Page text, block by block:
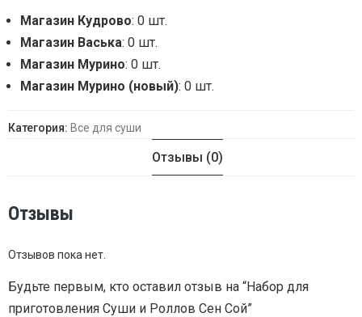
Магазин Кудрово: 0 шт.
Магазин Васька: 0 шт.
Магазин Мурино: 0 шт.
Магазин Мурино (новый): 0 шт.
Категория: Все для суши
Отзывы (0)
Отзывы
Отзывов пока нет.
Будьте первым, кто оставил отзыв на “Набор для
приготовления Суши и Роллов Сен Сой”